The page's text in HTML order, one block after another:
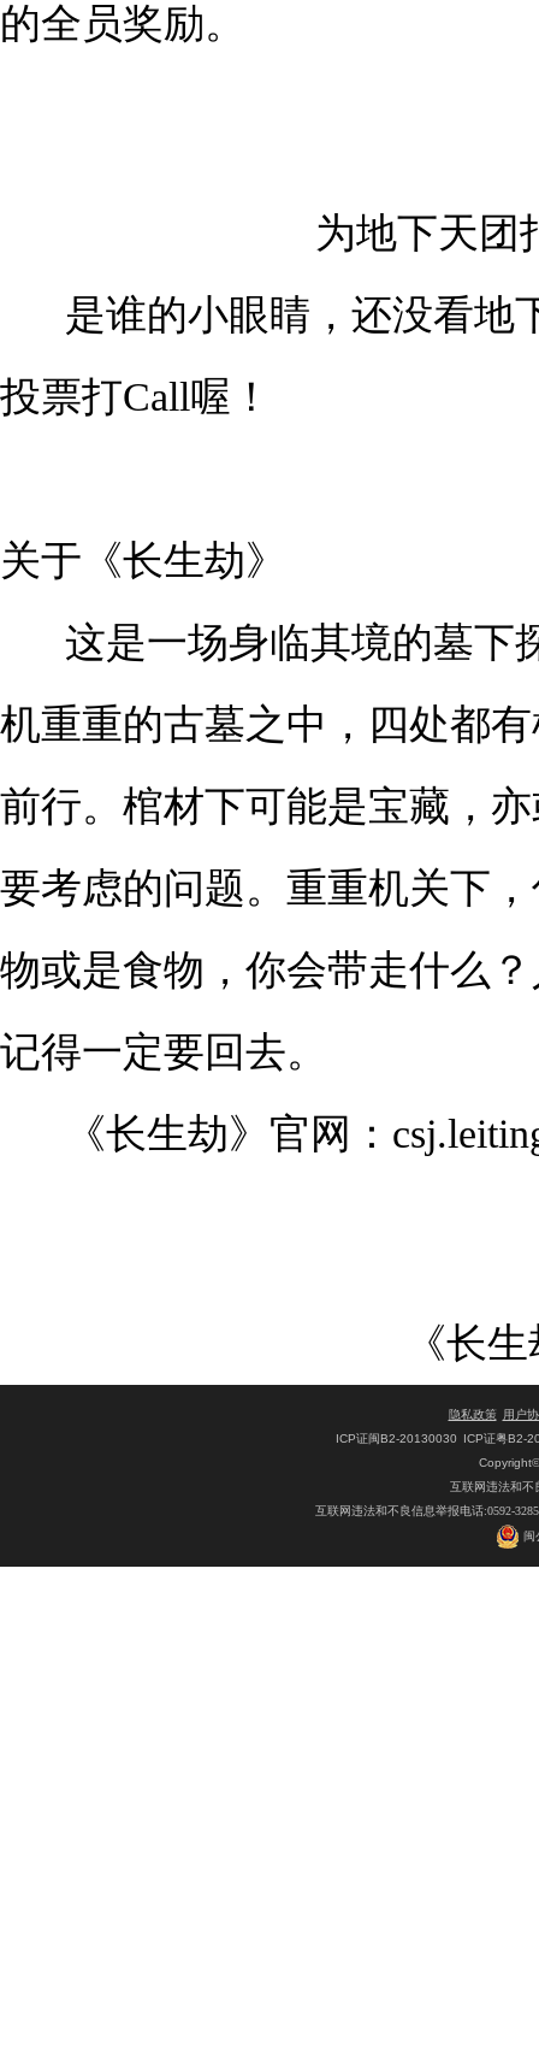
的全员奖励。
为地下天团
是谁的小眼睛，还没看地
投票打Call喔！
关于《长生劫》
这是一场身临其境的墓下
机重重的古墓之中，四处都
前行。棺材下可能是宝藏，
要考虑的问题。重重机关下
物或是食物，你会带走什么
记得一定要回去。
《长生劫》官网：
《长
隐私政策
用户
ICP证闽B2-20130030 ICP证粤B2-
互联网违法和不
互联网违法和不良信息举报电话:0592-
闽